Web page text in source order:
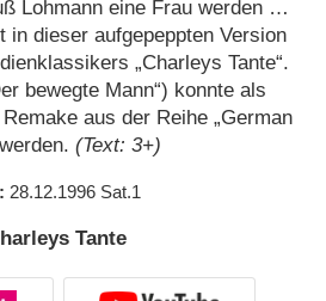
Lohmann eine Frau werden …
in dieser aufgepeppten Version
„Charleys Tante“.
bewegte Mann“) konnte als
aus der Reihe „German
(Text: 3+)
28.12.1996 Sat.1
Tante